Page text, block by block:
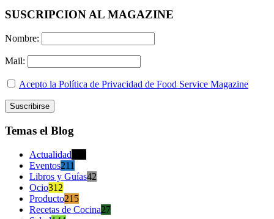
SUSCRIPCION AL MAGAZINE
Nombre:
Mail:
Acepto la Política de Privacidad de Food Service Magazine
Temas el Blog
Actualidad
Eventos211
Libros y Guías42
Ocio312
Producto215
Recetas de Cocina27